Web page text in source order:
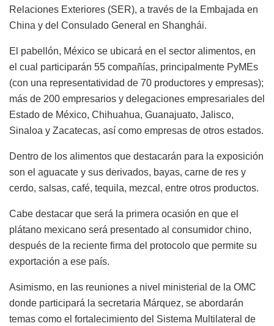
Relaciones Exteriores (SER), a través de la Embajada en
China y del Consulado General en Shanghái.
El pabellón, México se ubicará en el sector alimentos, en
el cual participarán 55 compañías, principalmente PyMEs
(con una representatividad de 70 productores y empresas);
más de 200 empresarios y delegaciones empresariales del
Estado de México, Chihuahua, Guanajuato, Jalisco,
Sinaloa y Zacatecas, así como empresas de otros estados.
Dentro de los alimentos que destacarán para la exposición
son el aguacate y sus derivados, bayas, carne de res y
cerdo, salsas, café, tequila, mezcal, entre otros productos.
Cabe destacar que será la primera ocasión en que el
plátano mexicano será presentado al consumidor chino,
después de la reciente firma del protocolo que permite su
exportación a ese país.
Asimismo, en las reuniones a nivel ministerial de la OMC
donde participará la secretaria Márquez, se abordarán
temas como el fortalecimiento del Sistema Multilateral de